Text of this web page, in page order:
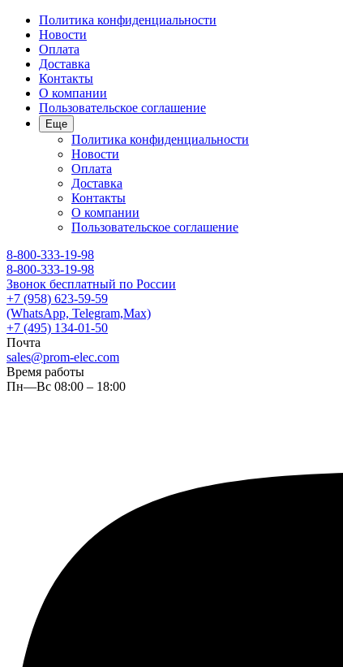
Политика конфиденциальности
Новости
Оплата
Доставка
Контакты
О компании
Пользовательское соглашение
Еще
Политика конфиденциальности
Новости
Оплата
Доставка
Контакты
О компании
Пользовательское соглашение
8-800-333-19-98
8-800-333-19-98
Звонок бесплатный по России
+7 (958) 623-59-59
(WhatsApp, Telegram,Max)
+7 (495) 134-01-50
Почта
sales@prom-elec.com
Время работы
Пн—Вс 08:00 – 18:00